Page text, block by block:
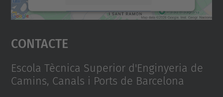
Accepta
powered by
Contacte
Escola Tècnica Superior d'Enginyeria de
Camins, Canals i Ports de Barcelona